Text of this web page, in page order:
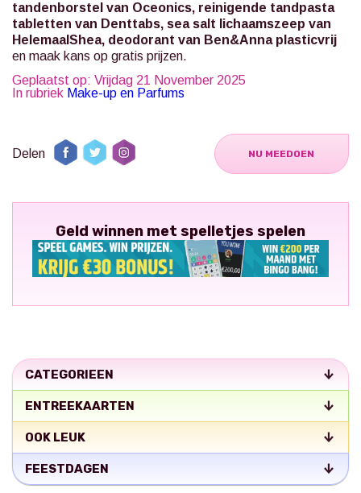
tandenborstel van Oceonics, reinigende tandpasta
tabletten van Denttabs, sea salt lichaamszeep van
HelemaalShea, deodorant van Ben&Anna plasticvrij
en maak kans op gratis prijzen.
Geplaatst op: Vrijdag 21 November 2025
In rubriek Make-up en Parfums
Delen NU MEEDOEN
Geld winnen met spelletjes spelen
CATEGORIEEN
ENTREEKAARTEN
OOK LEUK
FEESTDAGEN